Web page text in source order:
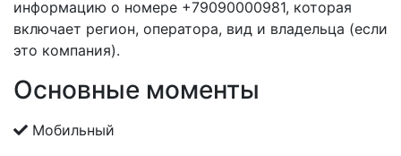
информацию о номере +79090000981, которая
включает регион, оператора, вид и владельца (если
это компания).
Основные моменты
Мобильный